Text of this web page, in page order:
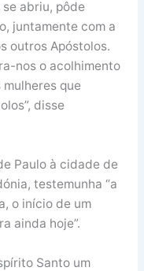
abriu, pôde
juntamente com a
outros Apóstolos.
nos o acolhimento
que
disse
Paulo à cidade de
testemunha “a
o início de um
ainda hoje”.
Santo um